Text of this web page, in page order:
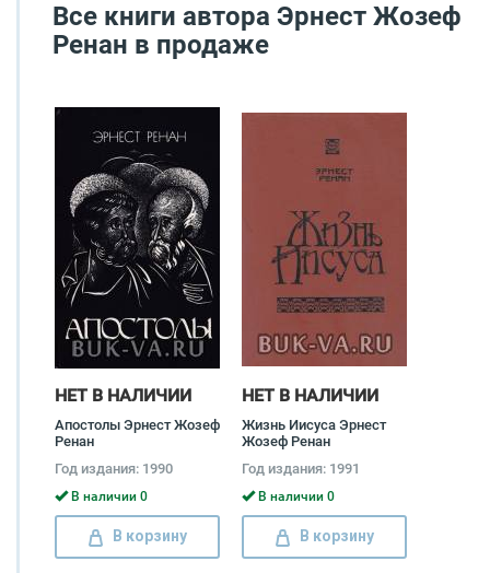
Все книги автора Эрнест Жозеф
Ренан в продаже
НЕТ В НАЛИЧИИ
Апостолы Эрнест Жозеф
Ренан
Год издания: 1990
В наличии 0
В корзину
НЕТ В НАЛИЧИИ
Жизнь Иисуса Эрнест
Жозеф Ренан
Год издания: 1991
В наличии 0
В корзину